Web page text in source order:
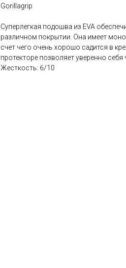
Gorillagrip
Суперлегкая подошва из EVA
различном покрытии. Она имеет
счет чего очень хорошо садится в
протекторе позволяет уверенно себя
Жесткость: 6/10